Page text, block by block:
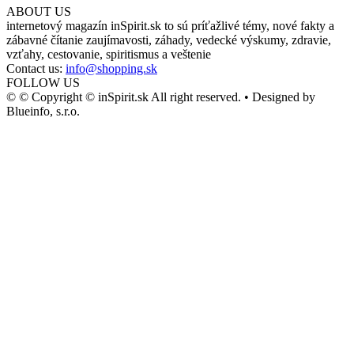
ABOUT US
internetový magazín inSpirit.sk to sú príťažlivé témy, nové fakty a
zábavné čítanie zaujímavosti, záhady, vedecké výskumy, zdravie,
vzťahy, cestovanie, spiritismus a veštenie
Contact us: info@shopping.sk
FOLLOW US
© © Copyright © inSpirit.sk All right reserved. • Designed by
Blueinfo, s.r.o.